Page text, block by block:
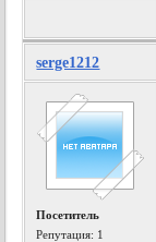
serge1212
Посетитель
Репутация: 1